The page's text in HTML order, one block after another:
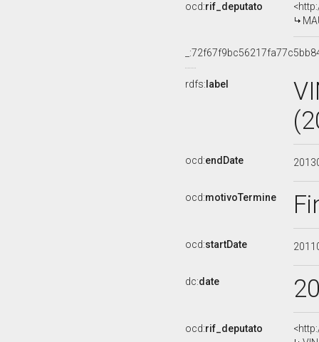
ocd:rif_deputato
rdfs: label
ocd:endDate
ocd:motivoTermine
ocd:startDate
dc:date
ocd:rif_deputato